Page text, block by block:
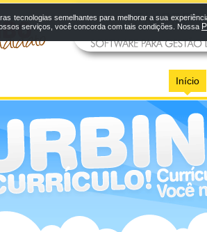
Início
tecnologias semelhantes para melhorar a sua
serviços, você concorda com tais condições. Nossa